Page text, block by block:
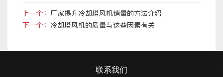
上一个： 厂家提升冷却塔风机销量的方法介绍
下一个： 冷却塔风机的质量与这些因素有关
联系我们